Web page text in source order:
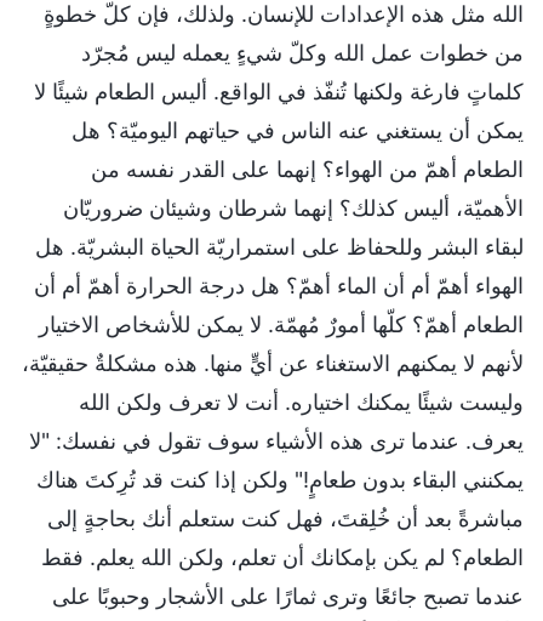
الله مثل هذه الإعدادات للإنسان. ولذلك، فإن كلّ خطوةٍ
من خطوات عمل الله وكلّ شيءٍ يعمله ليس مُجرّد
كلماتٍ فارغة ولكنها تُنفّذ في الواقع. أليس الطعام شيئًا لا
يمكن أن يستغني عنه الناس في حياتهم اليوميّة؟ هل
الطعام أهمّ من الهواء؟ إنهما على القدر نفسه من
الأهميّة، أليس كذلك؟ إنهما شرطان وشيئان ضروريّان
لبقاء البشر وللحفاظ على استمراريّة الحياة البشريّة. هل
الهواء أهمّ أم أن الماء أهمّ؟ هل درجة الحرارة أهمّ أم أن
الطعام أهمّ؟ كلّها أمورٌ مُهمّة. لا يمكن للأشخاص الاختيار
لأنهم لا يمكنهم الاستغناء عن أيٍّ منها. هذه مشكلةٌ حقيقيّة،
وليست شيئًا يمكنك اختياره. أنت لا تعرف ولكن الله
يعرف. عندما ترى هذه الأشياء سوف تقول في نفسك: "لا
يمكنني البقاء بدون طعامٍ!" ولكن إذا كنت قد تُرِكتَ هناك
مباشرةً بعد أن خُلِقتَ، فهل كنت ستعلم أنك بحاجةٍ إلى
الطعام؟ لم يكن بإمكانك أن تعلم، ولكن الله يعلم. فقط
عندما تصبح جائعًا وترى ثمارًا على الأشجار وحبوبًا على